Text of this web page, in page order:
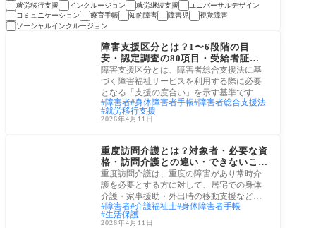
就労移行支援
インクルージョン 就労継続支援
ユニバーサルデザイン
コミュニケーション
療育手帳 知的障害 障害児
視覚障害
ソーシャルインクルージョン
障害者・障害児
障害支援区分とは？1〜6段階の目
安・認定調査の80項目・受給者証ま
で徹底解説
障害支援区分とは、障害者総合支援法に基
づく障害福祉サービスを利用する際に必要
となる「支援の度合い」を示す基準です。
区分1
障害者 身体障害者手帳 障害者総合支援法
就労移行支援
2026年4月11日
重度訪問介護とは？対象者・必要な資
格・訪問介護との違い・できないこと
をわかりやすく解説
重度訪問介護は、重度の障害があり常時介
護を必要とする方に対して、居宅での身体
介護・家事援助・外出時の移動支援などを
長時間
障害者 介護福祉士 身体障害者手帳
生活保護
2026年4月11日